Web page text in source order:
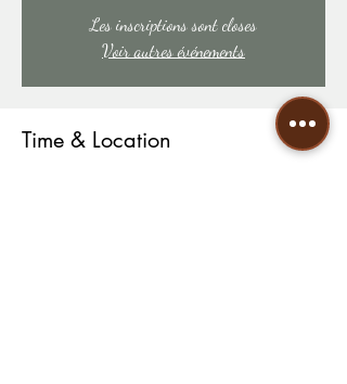
Les inscriptions sont closes
Voir autres événements
Time & Location